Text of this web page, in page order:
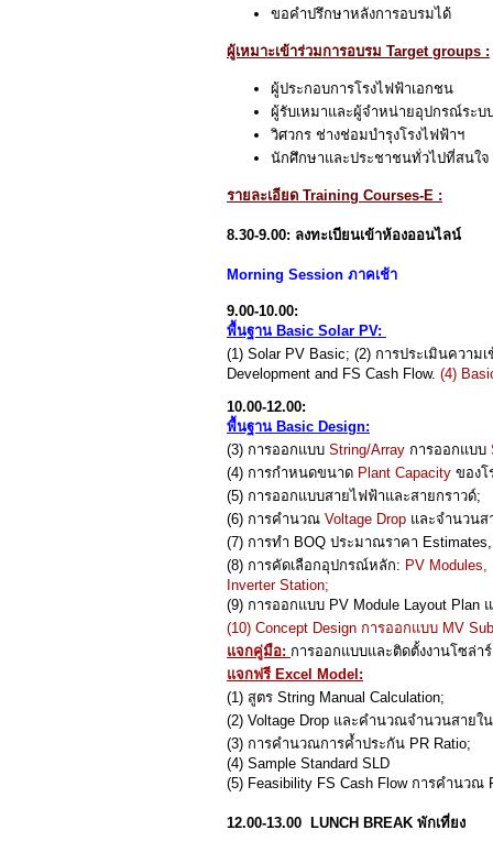
ขอคำปรึกษาหลังการอบรมได้
ผู้เหมาะเข้าร่วมการอบรม Target groups :
ผู้ประกอบการโรงไฟฟ้าเอกชน
ผู้รับเหมาและผู้จำหน่ายอุปกรณ์ระบ
วิศวกร ช่างช่อมบำรุงโรงไฟฟ้าฯ
นักศึกษาและประชาชนทั่วไปที่สนใจ
รายละเอียด Training Courses-E :
8.30-9.00: ลงทะเบียนเข้าห้องออนไลน์
Morning Session ภาคเช้า
9.00-10.00:
พื้นฐาน Basic Solar PV:
(1) Solar PV Basic; (2) การประเมินความ
Development and FS Cash Flow. (4)
10.00-12.00:
พื้นฐาน Basic Design:
(3) การออกแบบ String/Array การออกแบบ
(4) การกำหนดขนาด Plant Capacity ของ
(5) การออกแบบสายไฟฟ้าและสายกราวด์;
(6) การคำนวณ Voltage Drop และจำนวนส
(7) การทำ BOQ ประมาณราคา
(8) การคัดเลือกอุปกรณ์หลัก: PV Modules,
Inverter Station;
(9) การออกแบบ PV Module Layout Plan
(10) Concept Design การออกแบบ MV
แจกคู่มือ: การออกแบบและติดตั้งงานโซล่า
แจกฟรี Excel Model:
(1) สูตร String Manual Calculation;
(2) Voltage Drop และคำนวณจำนวนสายใ
(3) การคำนวณการค้ำประกัน PR Ratio;
(4) Sample Standard SLD
(5) Feasibility FS Cash Flow การคำนวณ
12.00-13.00 LUNCH BREAK พักเที่ยง